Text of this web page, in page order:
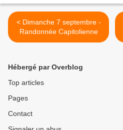
< Dimanche 7 septembre -
Randonnée Capitolienne
Hébergé par Overblog
Top articles
Pages
Contact